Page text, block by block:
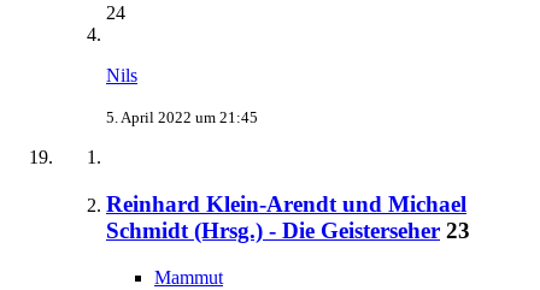
24
Nils
5. April 2022 um 21:45
Reinhard Klein-Arendt und Michael
Schmidt (Hrsg.) - Die Geisterseher 23
Mammut